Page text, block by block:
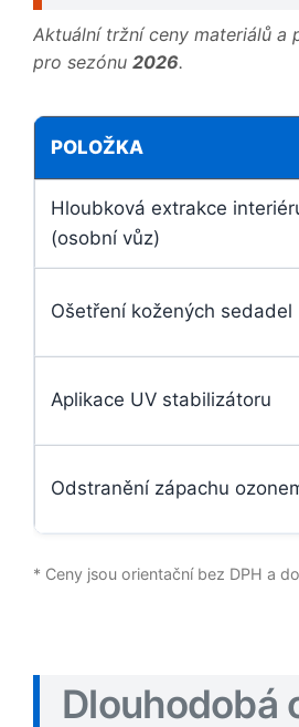
Aktuální tržní ceny materiálů a
pro sezónu 2026.
POLOŽKA
Hloubková extrakce
(osobní vůz)
Ošetření kožených sedadel
Aplikace UV stabilizátoru
Odstranění zápachu
* Ceny jsou orientační bez DPH a
Dlouhodobá